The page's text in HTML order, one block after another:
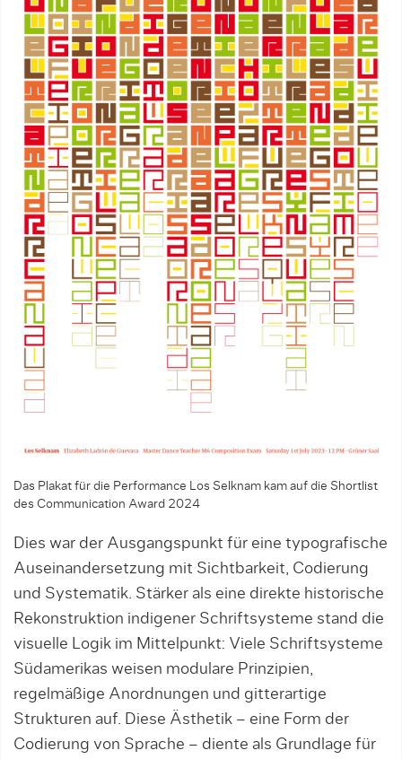
Das Plakat für die Performance Los Selknam kam auf die Shortlist
des Communication Award 2024
Dies war der Ausgangspunkt für eine typografische
Auseinandersetzung mit Sichtbarkeit, Codierung
und Systematik. Stärker als eine direkte historische
Rekonstruktion indigener Schriftsysteme stand die
visuelle Logik im Mittelpunkt: Viele Schriftsysteme
Südamerikas weisen modulare Prinzipien,
regelmäßige Anordnungen und gitterartige
Strukturen auf. Diese Ästhetik – eine Form der
Codierung von Sprache – diente als Grundlage für